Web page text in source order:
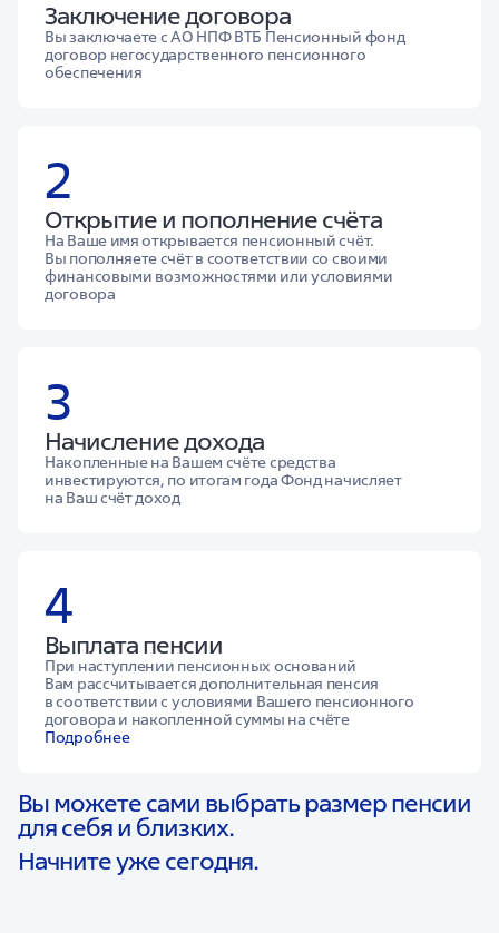
Заключение договора
Вы заключаете с АО НПФ ВТБ Пенсионный фонд
договор негосударственного пенсионного
обеспечения
2
Открытие и пополнение счёта
На Ваше имя открывается пенсионный счёт.
Вы пополняете счёт в соответствии со своими
финансовыми возможностями или условиями
договора
3
Начисление дохода
Накопленные на Вашем счёте средства
инвестируются, по итогам года Фонд начисляет
на Ваш счёт доход
4
Выплата пенсии
При наступлении пенсионных оснований
Вам рассчитывается дополнительная пенсия
в соответствии с условиями Вашего пенсионного
договора и накопленной суммы на счёте
Подробнее
Вы можете сами выбрать размер пенсии
для себя и близких.
Начните уже сегодня.